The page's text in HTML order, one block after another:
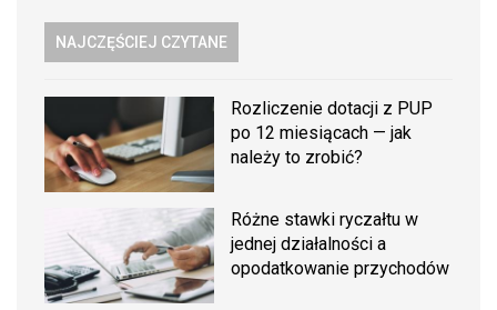
NAJCZĘŚCIEJ CZYTANE
Rozliczenie dotacji z PUP
po 12 miesiącach — jak
należy to zrobić?
Różne stawki ryczałtu w
jednej działalności a
opodatkowanie przychodów